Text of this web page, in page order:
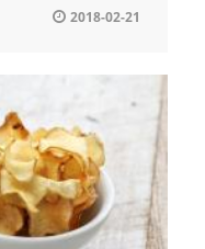
2018-02-21